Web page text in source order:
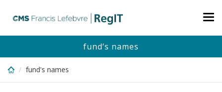
content
fund’s names
fund's names